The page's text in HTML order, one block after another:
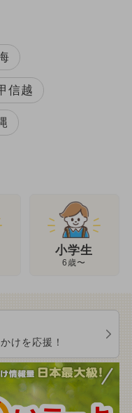
信越
小学生
6歳〜
けを応援！